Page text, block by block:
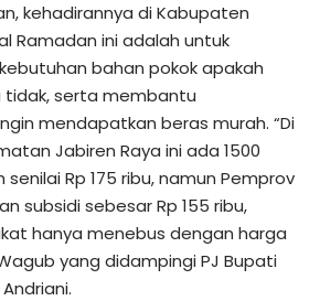
kehadirannya di Kabupaten
Ramadan ini adalah untuk
bahan pokok apakah
tidak, serta membantu
mendapatkan beras murah. “Di
Jabiren Raya ini ada 1500
Rp 175 ribu, namun Pemprov
subsidi sebesar Rp 155 ribu,
hanya menebus dengan harga
yang didampingi PJ Bupati